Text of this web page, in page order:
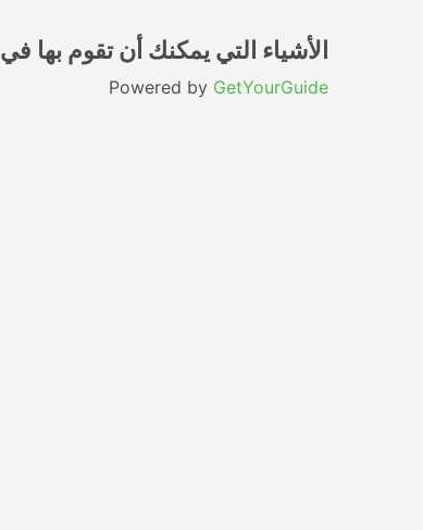
الأشياء التي يمكنك أن تقوم بها في Dubai
Powered by GetYourGuide